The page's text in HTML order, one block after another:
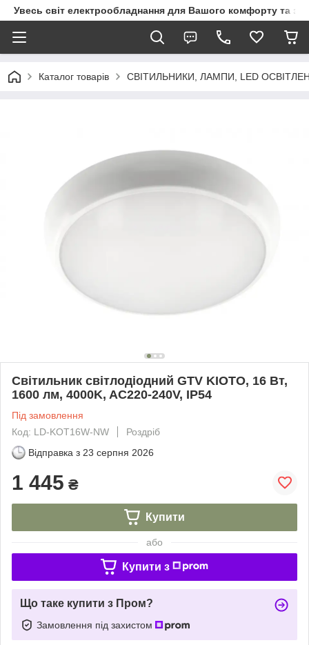
Увесь світ електрообладнання для Вашого комфорту та
Каталог товарів СВІТИЛЬНИКИ, ЛАМПИ, LED
Cвітильник світлодіодний GTV KIOTO, 16 Вт,
1600 лм, 4000K, AC220-240V, IP54
Під замовлення
Код: LD-KOT16W-NW
Роздріб
Відправка з 23 серпня 2026
1 445 ₴
Купити
або
Купити з
Що таке купити з Пром?
Замовлення під захистом